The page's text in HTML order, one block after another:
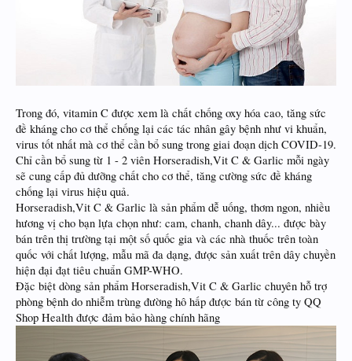
Trong đó, vitamin C được xem là chất chống oxy hóa cao, tăng sức
đề kháng cho cơ thể chống lại các tác nhân gây bệnh như vi khuẩn,
virus tốt nhất mà cơ thể cần bổ sung trong giai đoạn dịch COVID-19.
Chỉ cần bổ sung từ 1 - 2 viên Horseradish,Vit C & Garlic mỗi ngày
sẽ cung cấp đủ dưỡng chất cho cơ thể, tăng cường sức đề kháng
chống lại virus hiệu quả.
Horseradish,Vit C & Garlic là sản phẩm dễ uống, thơm ngon, nhiều
hương vị cho bạn lựa chọn như: cam, chanh, chanh dây... được bày
bán trên thị trường tại một số quốc gia và các nhà thuốc trên toàn
quốc với chất lượng, mẫu mã đa dạng, được sản xuất trên dây chuyền
hiện đại đạt tiêu chuẩn GMP-WHO.
Đặc biệt dòng sản phẩm Horseradish,Vit C & Garlic chuyên hỗ trợ
phòng bệnh do nhiễm trùng đường hô hấp được bán từ công ty QQ
Shop Health được đảm bảo hàng chính hãng